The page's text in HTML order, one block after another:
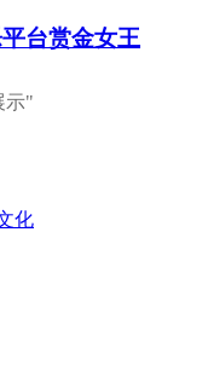
台赏金女王
化
示"